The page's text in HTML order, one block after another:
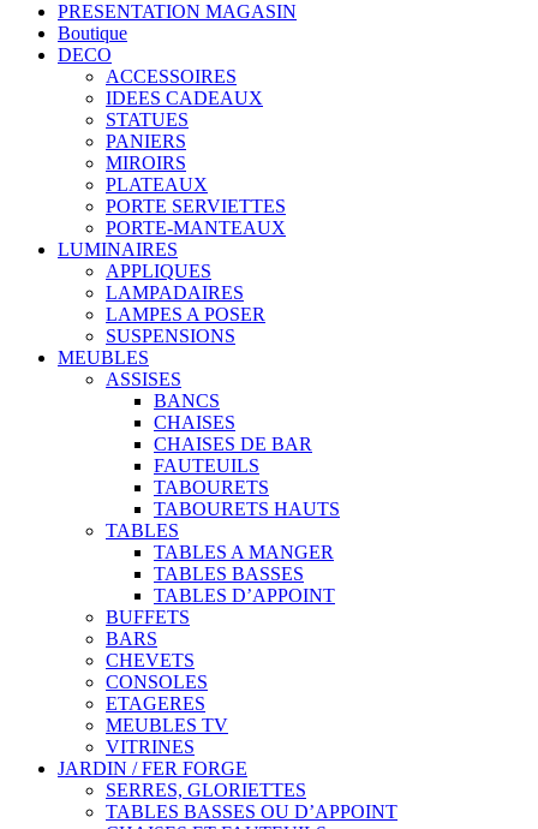
PRESENTATION MAGASIN
Boutique
DECO
ACCESSOIRES
IDEES CADEAUX
STATUES
PANIERS
MIROIRS
PLATEAUX
PORTE SERVIETTES
PORTE-MANTEAUX
LUMINAIRES
APPLIQUES
LAMPADAIRES
LAMPES A POSER
SUSPENSIONS
MEUBLES
ASSISES
BANCS
CHAISES
CHAISES DE BAR
FAUTEUILS
TABOURETS
TABOURETS HAUTS
TABLES
TABLES A MANGER
TABLES BASSES
TABLES D’APPOINT
BUFFETS
BARS
CHEVETS
CONSOLES
ETAGERES
MEUBLES TV
VITRINES
JARDIN / FER FORGE
SERRES, GLORIETTES
TABLES BASSES OU D’APPOINT